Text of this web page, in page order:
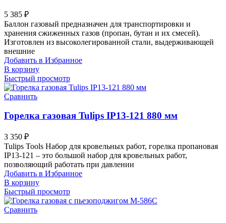
5 385 ₽
Баллон газовый предназначен для транспортировки и
хранения сжиженных газов (пропан, бутан и их смесей).
Изготовлен из высоколегированной стали, выдерживающей
внешние
Добавить в Избранное
В корзину
Быстрый просмотр
Сравнить
Горелка газовая Tulips IP13-121 880 мм
3 350 ₽
Tulips Tools Набор для кровельных работ, горелка пропановая
IP13-121 – это большой набор для кровельных работ,
позволяющий работать при давлении
Добавить в Избранное
В корзину
Быстрый просмотр
Сравнить